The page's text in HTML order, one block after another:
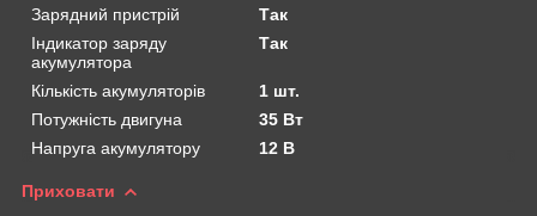
Зарядний пристрій
Так
Індикатор заряду
акумулятора
Так
Кількість акумуляторів
1 шт.
Потужність двигуна
35 Вт
Напруга акумулятору
12 В
Приховати